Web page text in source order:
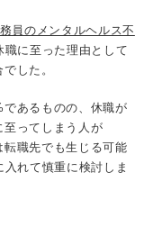
員のメンタルヘルス不
職に至った理由として
した。
あるものの、休職が
ってしまう人が
職先でも生じる可能
れて慎重に検討しま